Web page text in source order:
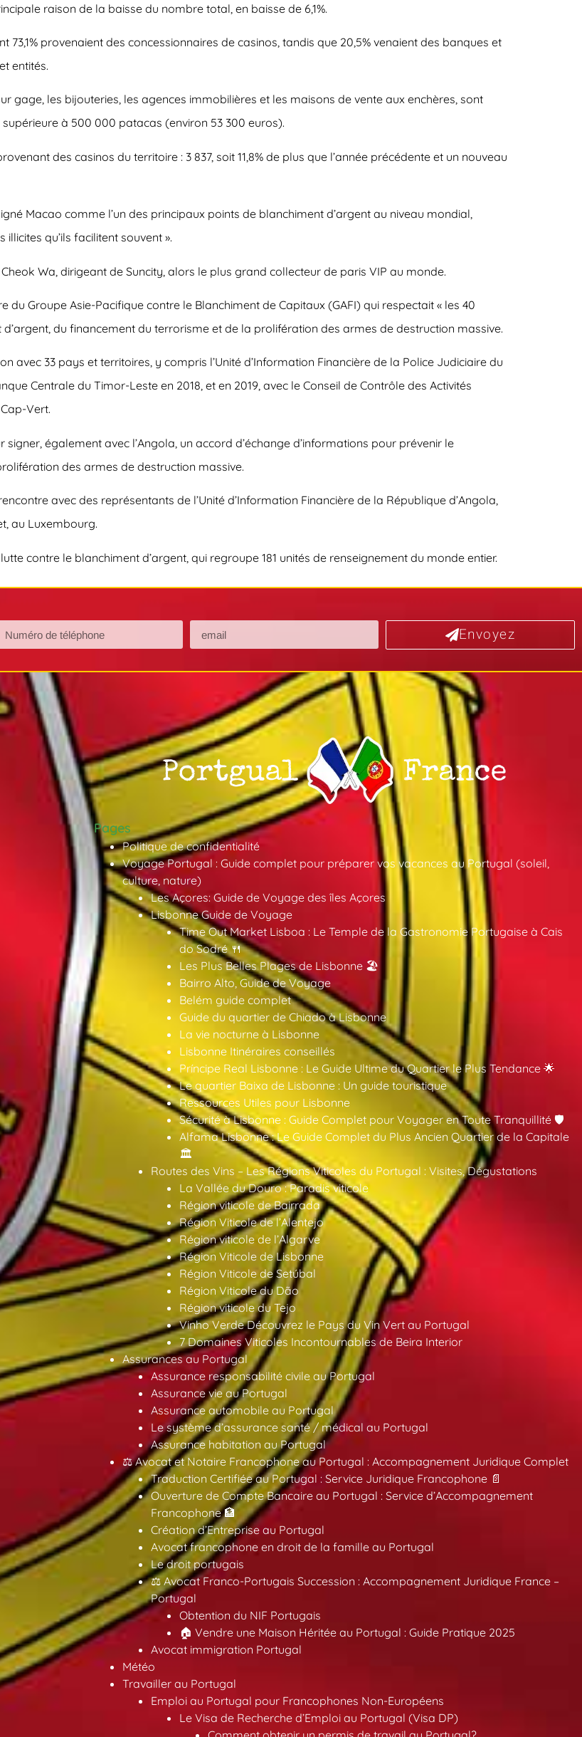
raison de la baisse du nombre total, en baisse de 6,1%.
73,1% provenaient des concessionnaires de casinos, tandis que 20,5% venaient des banques et
entités.
gage, les bijouteries, les agences immobilières et les maisons de vente aux enchères, sont
à 500 000 patacas (environ 53 300 euros).
des casinos du territoire : 3 837, soit 11,8% de plus que l’année précédente et un nouveau
Macao comme l’un des principaux points de blanchiment d’argent au niveau mondial,
qu’ils facilitent souvent ».
Wa, dirigeant de Suncity, alors le plus grand collecteur de paris VIP au monde.
Groupe Asie-Pacifique contre le Blanchiment de Capitaux (GAFI) qui respectait « les 40
du financement du terrorisme et de la prolifération des armes de destruction massive.
avec 33 pays et territoires, y compris l’Unité d’Information Financière de la Police Judiciaire du
Centrale du Timor-Leste en 2018, et en 2019, avec le Conseil de Contrôle des Activités
Vert.
également avec l’Angola, un accord d’échange d’informations pour prévenir le
des armes de destruction massive.
avec des représentants de l’Unité d’Information Financière de la République d’Angola,
au Luxembourg.
contre le blanchiment d’argent, qui regroupe 181 unités de renseignement du monde entier.
Envoyez
Pages
Politique de confidentialité
Voyage Portugal : Guide complet pour préparer vos vacances au Portugal (soleil,
culture, nature)
Les Açores: Guide de Voyage des îles Açores
Lisbonne Guide de Voyage
Time Out Market Lisboa : Le Temple de la Gastronomie Portugaise à Cais
do Sodré 🍴
Les Plus Belles Plages de Lisbonne 🏖️
Bairro Alto, Guide de Voyage
Belém guide complet
Guide du quartier de Chiado à Lisbonne
La vie nocturne à Lisbonne
Lisbonne Itinéraires conseillés
Príncipe Real Lisbonne : Le Guide Ultime du Quartier le Plus Tendance 🌟
Le quartier Baixa de Lisbonne : Un guide touristique
Ressources Utiles pour Lisbonne
Sécurité à Lisbonne : Guide Complet pour Voyager en Toute Tranquillité 🛡️
Alfama Lisbonne : Le Guide Complet du Plus Ancien Quartier de la Capitale
🏛️
Routes des Vins – Les Régions Viticoles du Portugal : Visites, Dégustations
La Vallée du Douro : Paradis viticole
Région viticole de Bairrada
Région Viticole de l’Alentejo
Région viticole de l’Algarve
Région Viticole de Lisbonne
Région Viticole de Setúbal
Région Viticole du Dão
Région viticole du Tejo
Vinho Verde Découvrez le Pays du Vin Vert au Portugal
7 Domaines Viticoles Incontournables de Beira Interior
Assurances au Portugal
Assurance responsabilité civile au Portugal
Assurance vie au Portugal
Assurance automobile au Portugal
Le système d’assurance santé / médical au Portugal
Assurance habitation au Portugal
⚖️ Avocat et Notaire Francophone au Portugal : Accompagnement Juridique Complet
Traduction Certifiée au Portugal : Service Juridique Francophone 📄
Ouverture de Compte Bancaire au Portugal : Service d’Accompagnement
Francophone 🏦
Création d’Entreprise au Portugal
Avocat francophone en droit de la famille au Portugal
Le droit portugais
⚖️ Avocat Franco-Portugais Succession : Accompagnement Juridique France –
Portugal
Obtention du NIF Portugais
🏠 Vendre une Maison Héritée au Portugal : Guide Pratique 2025
Avocat immigration Portugal
Météo
Travailler au Portugal
Emploi au Portugal pour Francophones Non-Européens
Le Visa de Recherche d’Emploi au Portugal (Visa DP)